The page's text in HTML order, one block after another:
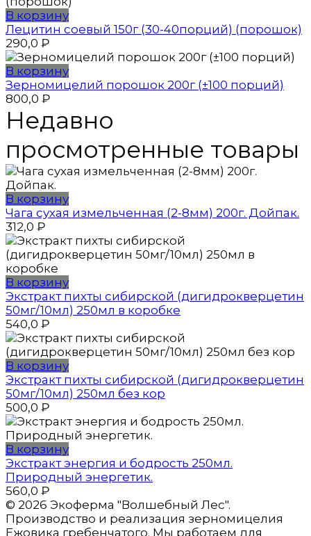
В корзину
Лецитин соевый 150г (30-40порций) (порошок)
290,0 ₽
В корзину
Зерномицелий порошок 200г (±100 порций)
800,0 ₽
Недавно
просмотренные товары
В корзину
Чага сухая измельченная (2-8мм) 200г. Дойпак.
312,0 ₽
В корзину
Экстракт пихты сибирской (дигидрокверцетин
50мг/10мл) 250мл в коробке
540,0 ₽
В корзину
Экстракт пихты сибирской (дигидрокверцетин
50мг/10мл) 250мл без кор
500,0 ₽
В корзину
Экстракт энергия и бодрость 250мл.
Природный энергетик.
560,0 ₽
© 2026 Экоферма "Волшебный Лес".
Производство и реализация зерномицелия
Ежовика гребенчатого. Мы работаем для